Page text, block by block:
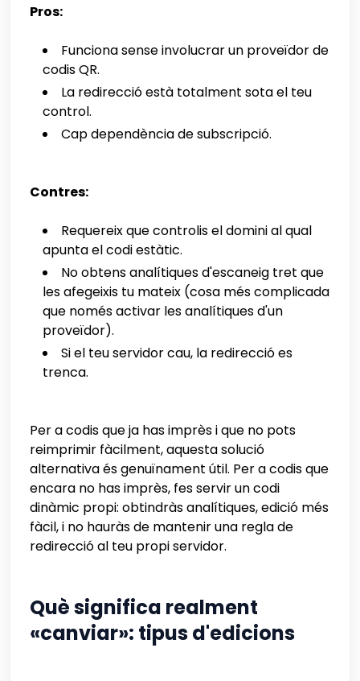
Pros:
Funciona sense involucrar un proveïdor de
codis QR.
La redirecció està totalment sota el teu
control.
Cap dependència de subscripció.
Contres:
Requereix que controlis el domini al qual
apunta el codi estàtic.
No obtens analítiques d'escaneig tret que
les afegeixis tu mateix (cosa més complicada
que només activar les analítiques d'un
proveïdor).
Si el teu servidor cau, la redirecció es
trenca.
Per a codis que ja has imprès i que no pots
reimprimir fàcilment, aquesta solució
alternativa és genuïnament útil. Per a codis que
encara no has imprès, fes servir un codi
dinàmic propi: obtindràs analítiques, edició més
fàcil, i no hauràs de mantenir una regla de
redirecció al teu propi servidor.
Què significa realment
«canviar»: tipus d'edicions